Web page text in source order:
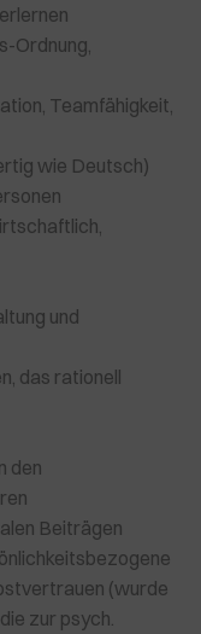
Ordnung,
Teamfähigkeit,
wie Deutsch)
und
das rationell
den
Beiträgen
(wurde
zur psych.